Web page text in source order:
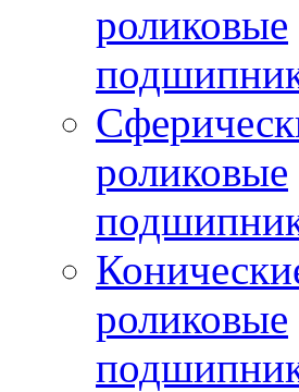
роликовые
роликовые
роликовые